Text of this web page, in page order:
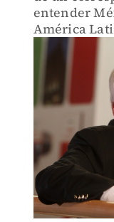
entender
América
conflictos,
la